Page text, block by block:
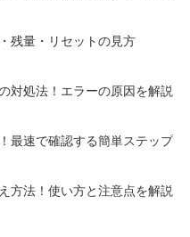
残量・リセットの見方
対処法！エラーの原因を解説
最速で確認する簡単ステップ
方法！使い方と注意点を解説